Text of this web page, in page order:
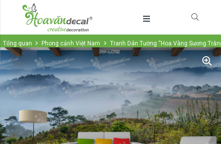
Tổng quan Phong cảnh Việt Nam Tranh Dán Tường “Hoa Vàng Sương